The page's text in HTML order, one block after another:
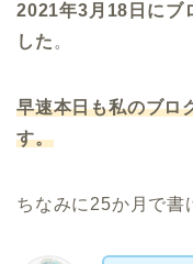
2021年3月18日にブ
した 。
早速本日も私のブロ
す。
ちなみに25か月で書